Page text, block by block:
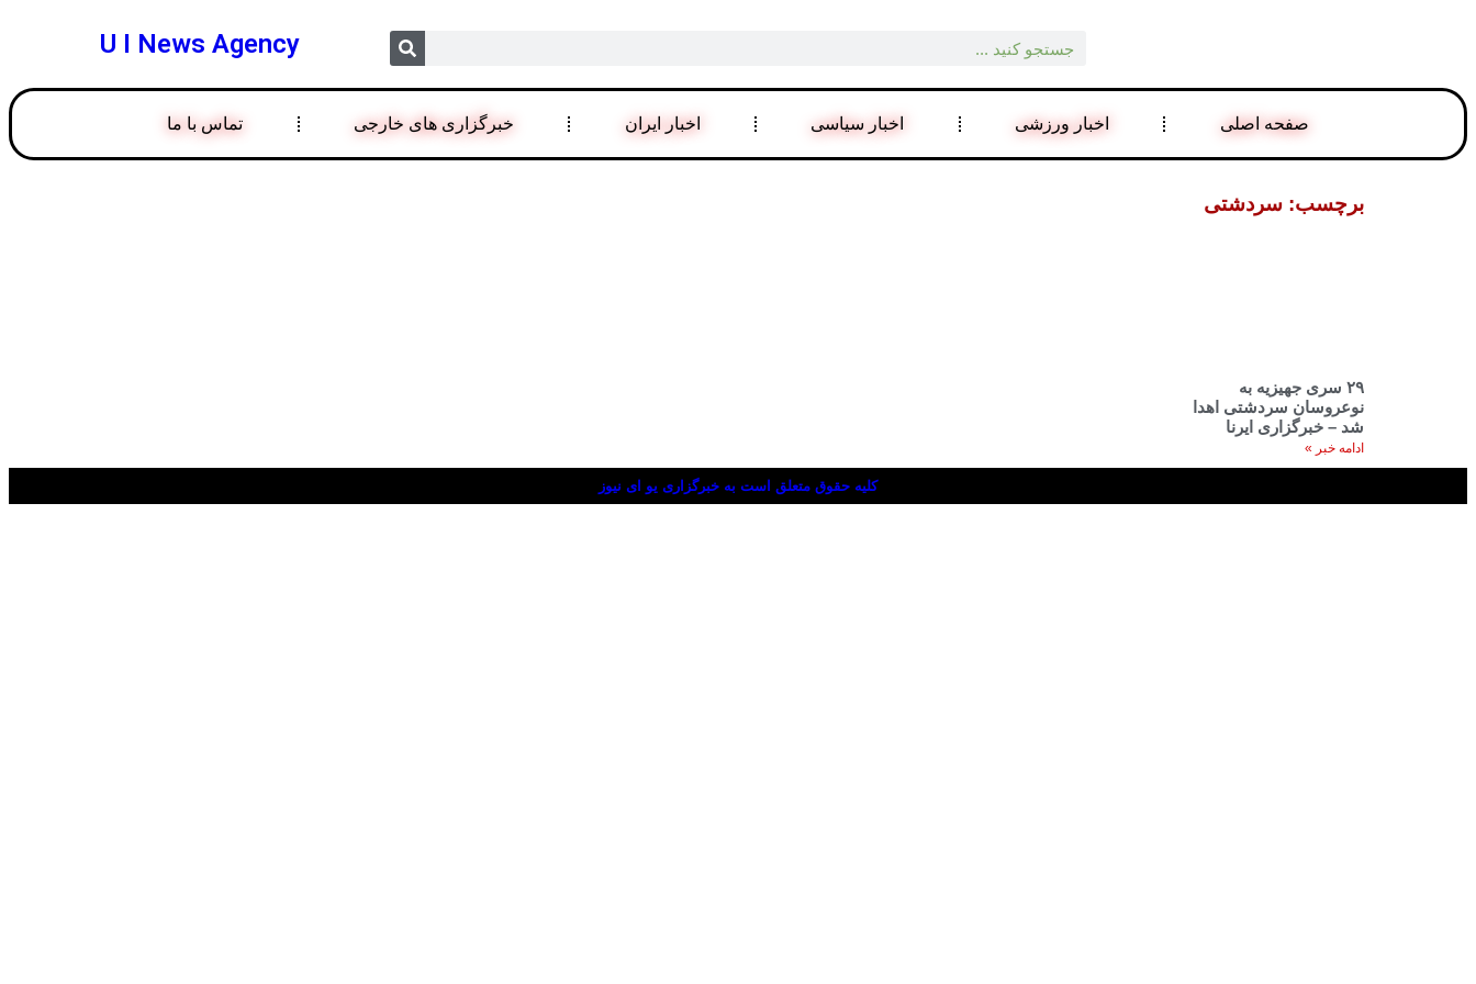
U I News Agency
صفحه اصلی اخبار ورزشی اخبار سیاسی اخبار ایران خبرگزاری های خارجی تماس با ما
برچسب: سردشتی
۲۹ سری جهیزیه به
نوعروسان سردشتی اهدا
شد – خبرگزاری ایرنا
ادامه خبر »
کلیه حقوق متعلق است به خبرگزاری یو ای نیوز